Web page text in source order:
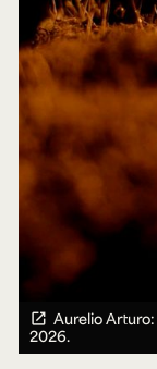
Aurelio
2026.